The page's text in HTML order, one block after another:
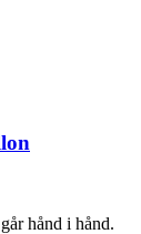
hånd i hånd.